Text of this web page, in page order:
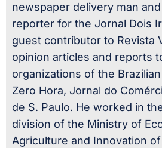
newspaper delivery man
reporter for the Jornal Dois
guest contributor to Revista
opinion articles and reports
organizations of the
Zero Hora, Jornal do
de S. Paulo. He worked in
division of the Ministry of
Agriculture and Innovation